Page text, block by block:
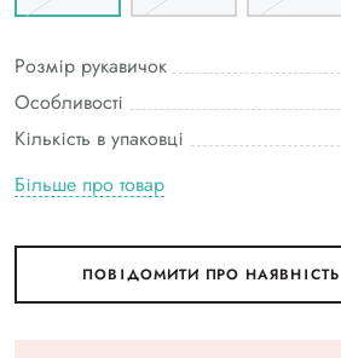
Розмір рукавичок
Особливості
Кількість в упаковці
Більше про товар
ПОВІДОМИТИ ПРО НАЯВНІСТЬ